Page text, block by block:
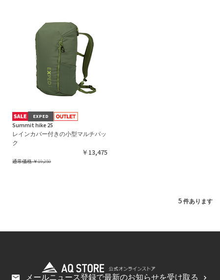
EXPED
Summit hike 25
レインカバー付きの小型マルチパッ
ク
￥13,475
通常価格￥19,250
5件あります
メールニュース登録で最新のお知らせを受け取る